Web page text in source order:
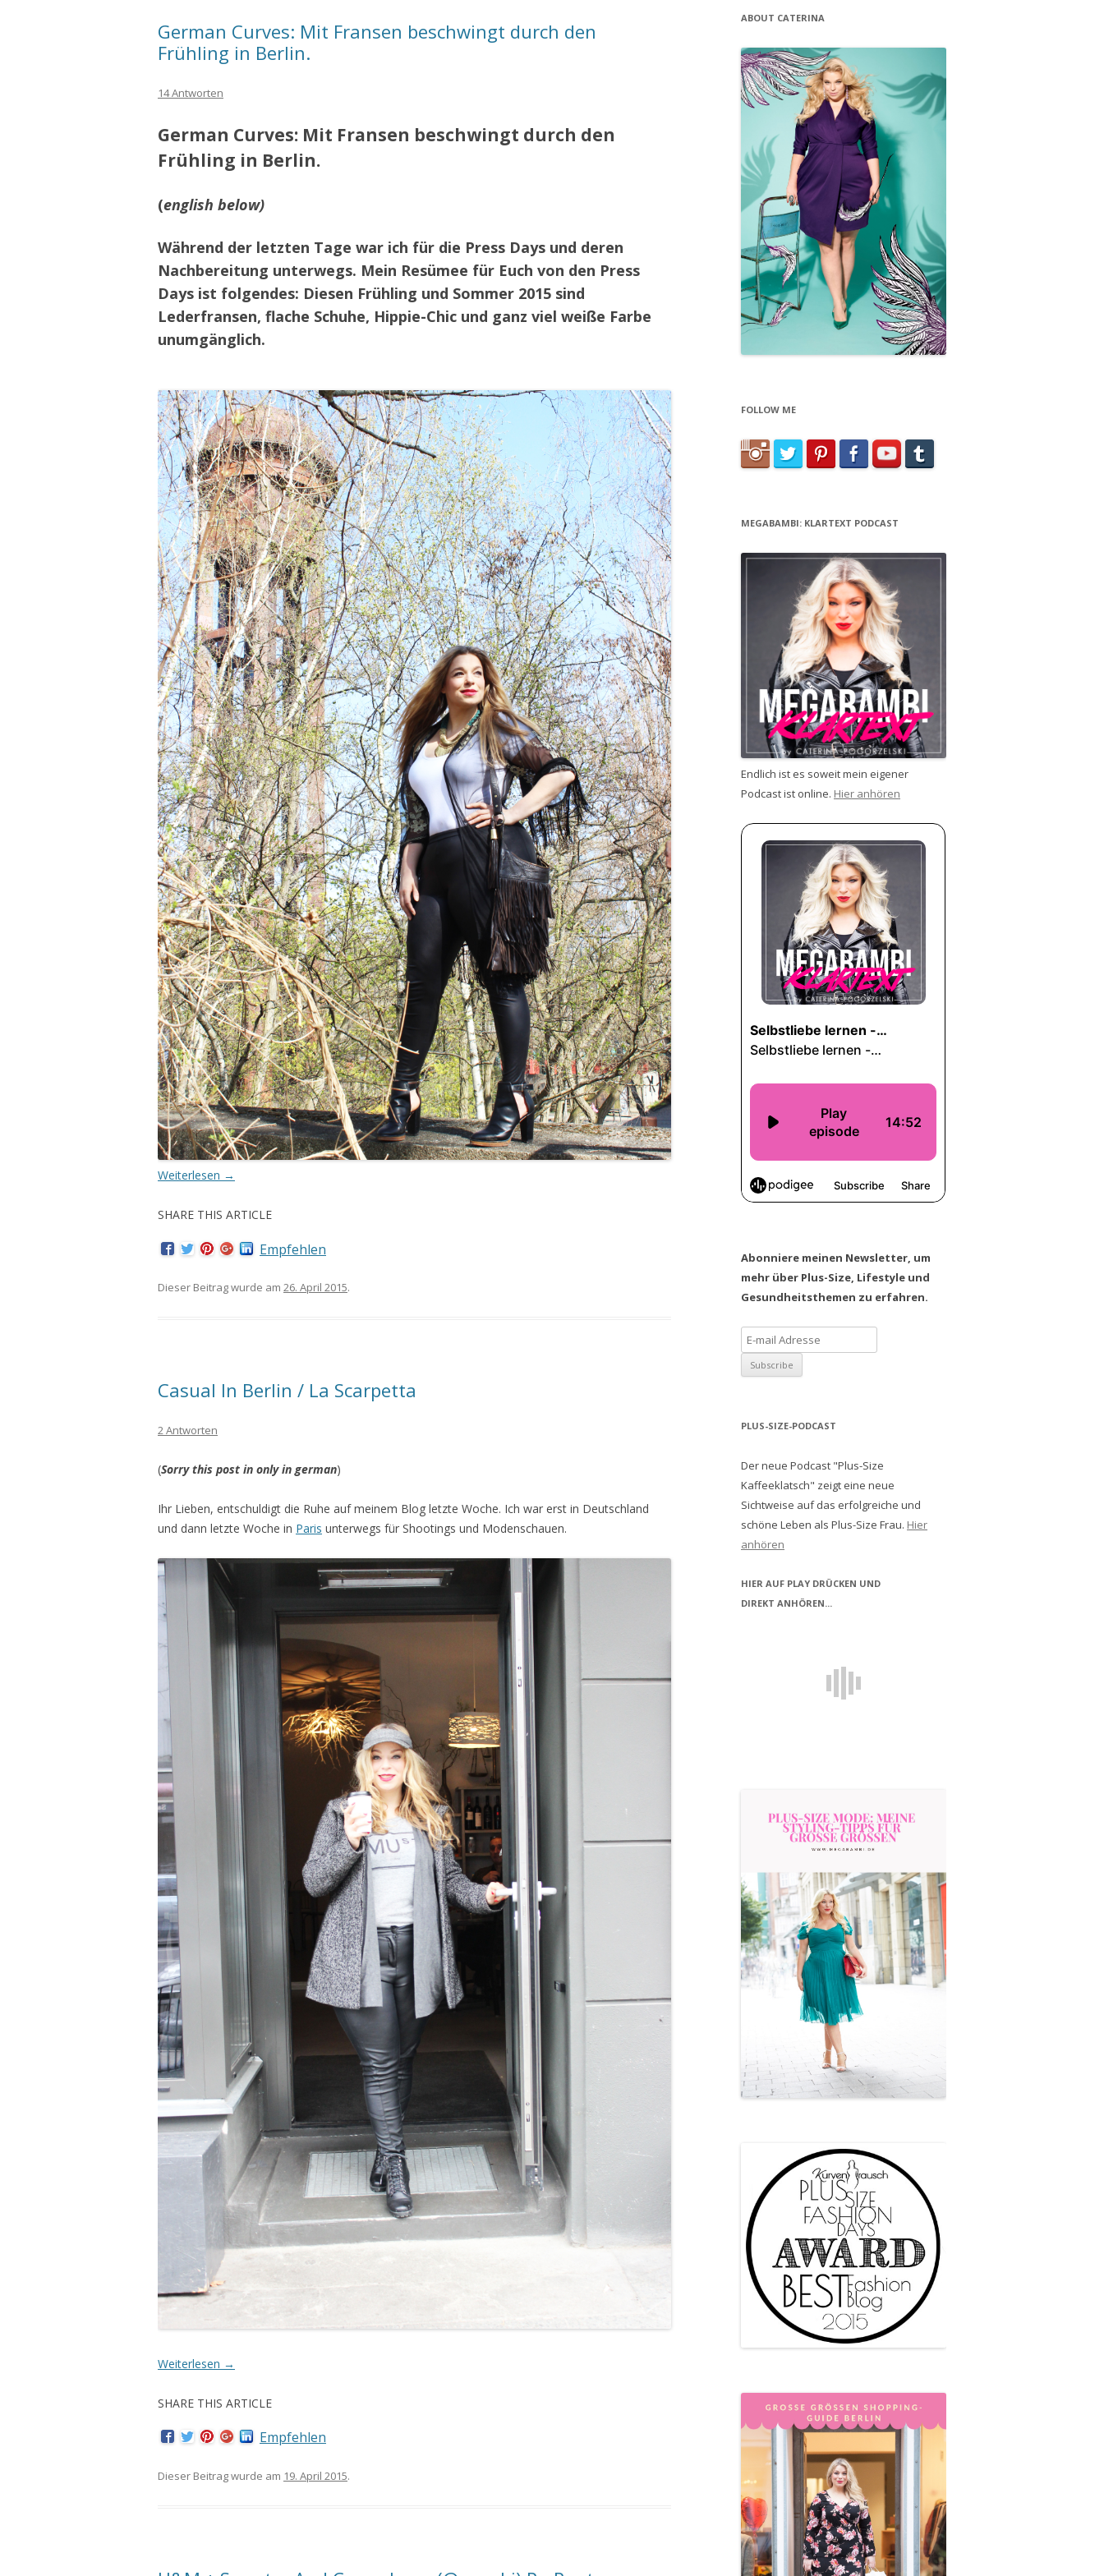
German Curves: Mit Fransen beschwingt durch den
Frühling in Berlin.
14 Antworten
German Curves: Mit Fransen beschwingt durch den
Frühling in Berlin.
(english below)
Während der letzten Tage war ich für die Press Days und deren
Nachbereitung unterwegs. Mein Resümee für Euch von den Press
Days ist folgendes: Diesen Frühling und Sommer 2015 sind
Lederfransen, flache Schuhe, Hippie-Chic und ganz viel weiße Farbe
unumgänglich.
Weiterlesen →
SHARE THIS ARTICLE
Empfehlen
Dieser Beitrag wurde am 26. April 2015.
Casual In Berlin / La Scarpetta
2 Antworten
(Sorry this post in only in german)
Ihr Lieben, entschuldigt die Ruhe auf meinem Blog letzte Woche. Ich war erst in Deutschland
und dann letzte Woche in Paris unterwegs für Shootings und Modenschauen.
Weiterlesen →
SHARE THIS ARTICLE
Empfehlen
Dieser Beitrag wurde am 19. April 2015.
ABOUT CATERINA
FOLLOW ME
MEGABAMBI: KLARTEXT PODCAST
Endlich ist es soweit mein eigener
Podcast ist online. Hier anhören
Abonniere meinen Newsletter, um
mehr über Plus-Size, Lifestyle und
Gesundheitsthemen zu erfahren.
PLUS-SIZE-PODCAST
Der neue Podcast "Plus-Size
Kaffeeklatsch" zeigt eine neue
Sichtweise auf das erfolgreiche und
schöne Leben als Plus-Size Frau. Hier
anhören
HIER AUF PLAY DRÜCKEN UND
DIREKT ANHÖREN...